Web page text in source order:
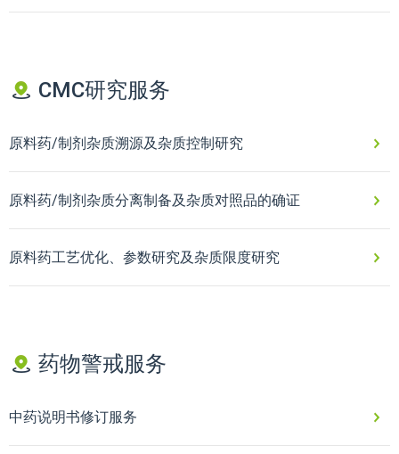
CMC研究服务
原料药/制剂杂质溯源及杂质控制研究
原料药/制剂杂质分离制备及杂质对照品的确证
原料药工艺优化、参数研究及杂质限度研究
药物警戒服务
中药说明书修订服务